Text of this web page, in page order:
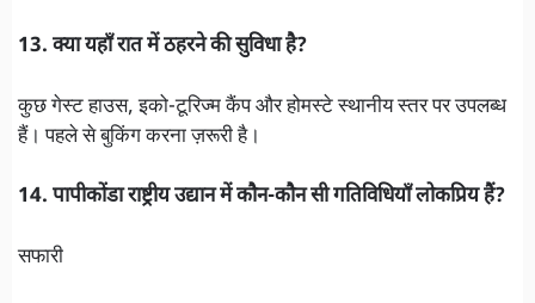
13. क्या यहाँ रात में ठहरने की सुविधा है?
कुछ गेस्ट हाउस, इको-टूरिज्म कैंप और होमस्टे स्थानीय स्तर पर उपलब्ध
हैं। पहले से बुकिंग करना ज़रूरी है।
14. पापीकोंडा राष्ट्रीय उद्यान में कौन-कौन सी गतिविधियाँ लोकप्रिय हैं?
सफारी